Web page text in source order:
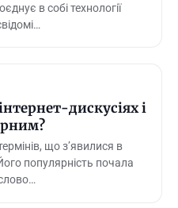
в собі технології
дискусіях і
що з’явилися в
популярність почала